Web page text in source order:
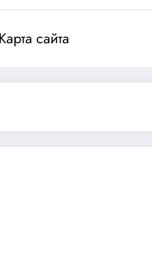
Карта сайта